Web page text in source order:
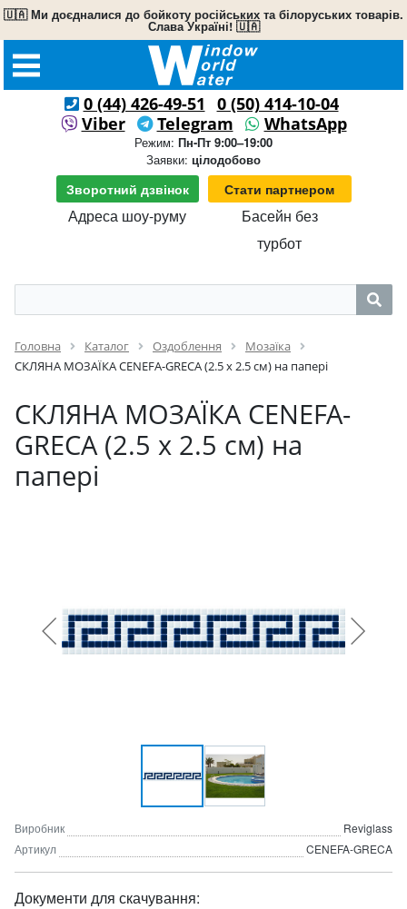
🇺🇦 Ми доєдналися до бойкоту російських та білоруських товарів.
Слава Україні! 🇺🇦
0 (44) 426-49-51
0 (50) 414-10-04
Viber
Telegram WhatsApp
Режим: Пн-Пт 9:00–19:00
Заявки: цілодобово
Зворотний дзвінок Стати партнером
Адреса шоу-руму
Басейн без
турбот
Головна Каталог Оздоблення
Мозаїка
СКЛЯНА МОЗАЇКА CENEFA-GRECA (2.5 x 2.5 см) на папері
СКЛЯНА МОЗАЇКА CENEFA-
GRECA (2.5 x 2.5 см) на
папері
Виробник
Reviglass
Артикул
CENEFA-GRECA
Документи для скачування: